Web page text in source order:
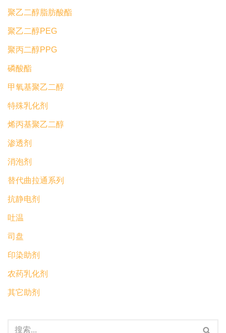
聚乙二醇脂肪酸酯
聚乙二醇PEG
聚丙二醇PPG
磷酸酯
甲氧基聚乙二醇
特殊乳化剂
烯丙基聚乙二醇
渗透剂
消泡剂
替代曲拉通系列
抗静电剂
吐温
司盘
印染助剂
农药乳化剂
其它助剂